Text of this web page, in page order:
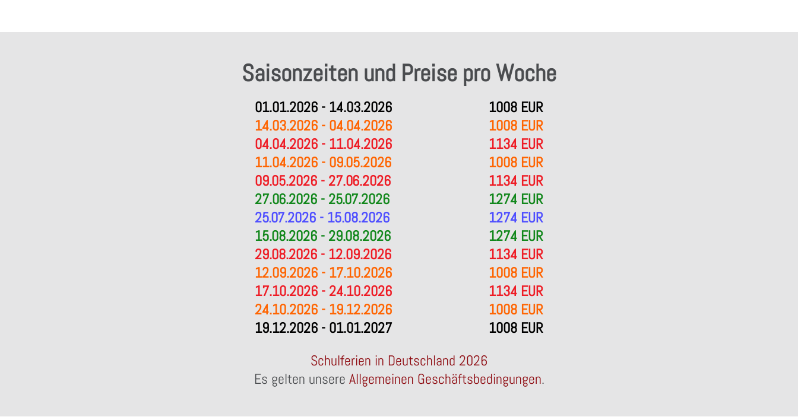
Saisonzeiten und Preise pro Woche
01.01.2026 - 14.03.2026
1008 EUR
14.03.2026 - 04.04.2026
1008 EUR
04.04.2026 - 11.04.2026
1134 EUR
11.04.2026 - 09.05.2026
1008 EUR
09.05.2026 - 27.06.2026
1134 EUR
27.06.2026 - 25.07.2026
1274 EUR
25.07.2026 - 15.08.2026
1274 EUR
15.08.2026 - 29.08.2026
1274 EUR
29.08.2026 - 12.09.2026
1134 EUR
12.09.2026 - 17.10.2026
1008 EUR
17.10.2026 - 24.10.2026
1134 EUR
24.10.2026 - 19.12.2026
1008 EUR
19.12.2026 - 01.01.2027
1008 EUR
Schulferien in Deutschland 2026
Es gelten unsere Allgemeinen Geschäftsbedingungen.